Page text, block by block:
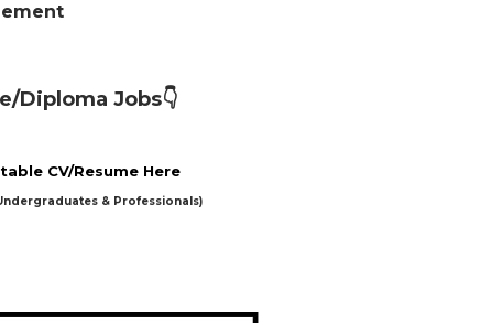
Diploma Jobs👇
CV/Resume Here
& Professionals)